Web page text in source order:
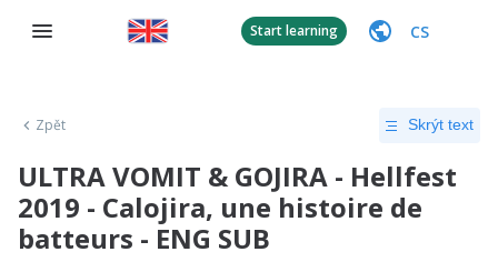
Start learning CS
Zpět Skrýt text
ULTRA VOMIT & GOJIRA - Hellfest
2019 - Calojira, une histoire de
batteurs - ENG SUB